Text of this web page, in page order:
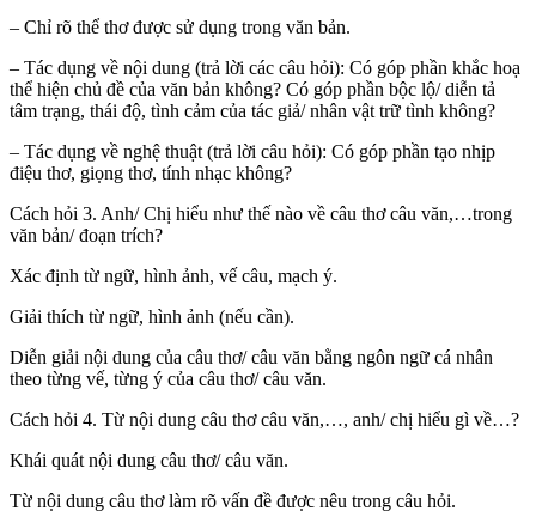
– Chỉ rõ thể thơ được sử dụng trong văn bản.
– Tác dụng về nội dung (trả lời các câu hỏi): Có góp phần khắc hoạ
thể hiện chủ đề của văn bản không? Có góp phần bộc lộ/ diễn tả
tâm trạng, thái độ, tình cảm của tác giả/ nhân vật trữ tình không?
– Tác dụng về nghệ thuật (trả lời câu hỏi): Có góp phần tạo nhịp
điệu thơ, giọng thơ, tính nhạc không?
Cách hỏi 3. Anh/ Chị hiểu như thế nào về câu thơ câu văn,…trong
văn bản/ đoạn trích?
Xác định từ ngữ, hình ảnh, vế câu, mạch ý.
Giải thích từ ngữ, hình ảnh (nếu cần).
Diễn giải nội dung của câu thơ/ câu văn bằng ngôn ngữ cá nhân
theo từng vế, từng ý của câu thơ/ câu văn.
Cách hỏi 4. Từ nội dung câu thơ câu văn,…, anh/ chị hiểu gì về…?
Khái quát nội dung câu thơ/ câu văn.
Từ nội dung câu thơ làm rõ vấn đề được nêu trong câu hỏi.